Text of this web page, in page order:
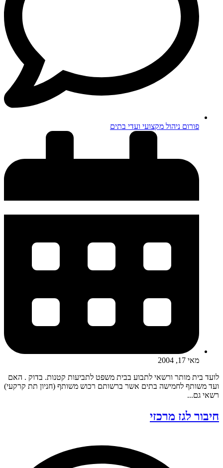
פורום ניהול מקצועי ועדי בתים
מאי 17, 2004
לועד בית מותר ורשאי לתבוע בבית משפט לתביעות קטנות. בדוק . האם
ועד משותף לחמישה בתים אשר ברשותם רכוש משותף (חניון תת קרקעי)
רשאי גם...
חיבור לגז מרכזי